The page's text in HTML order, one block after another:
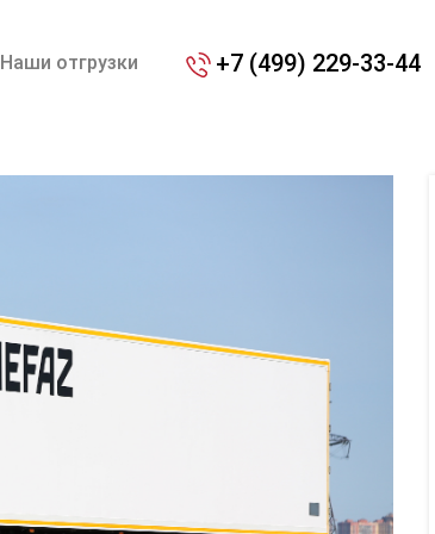
Наши отгрузки +7 (499) 229-33-44